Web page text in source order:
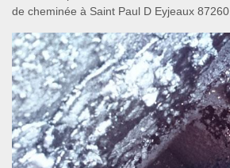
de cheminée à Saint Paul D Eyjeaux 87260.